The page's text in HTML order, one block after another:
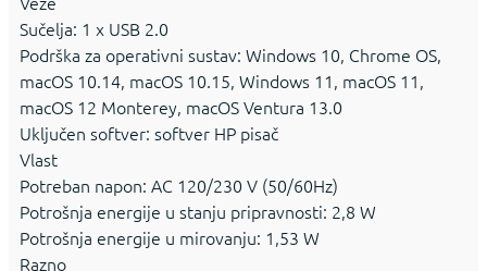
Sučelja: 1 x USB 2.0
Podrška za operativni sustav: Windows 10, Chrome OS,
macOS 10.14, macOS 10.15, Windows 11, macOS 11,
macOS 12 Monterey, macOS Ventura 13.0
Uključen softver: softver HP pisač
Vlast
Potreban napon: AC 120/230 V (50/60Hz)
Potrošnja energije u stanju pripravnosti: 2,8 W
Potrošnja energije u mirovanju: 1,53 W
Razno